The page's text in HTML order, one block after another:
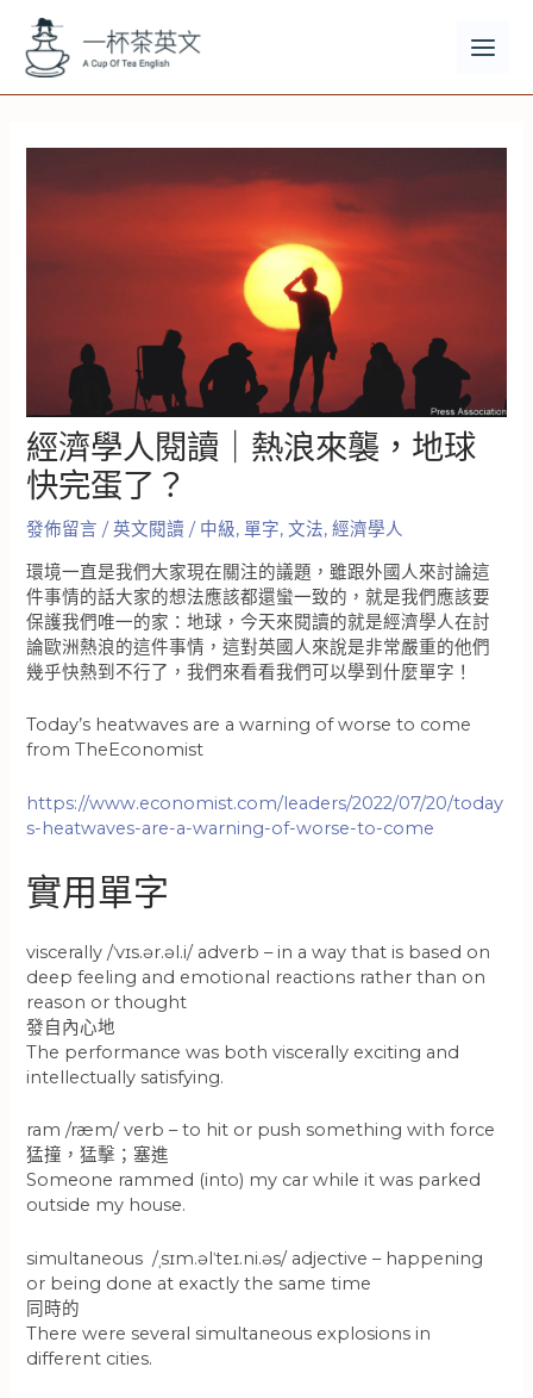
經濟學人閱讀｜熱浪來襲，地球
快完蛋了？
發佈留言 /英文閱讀 / 中級,單字,文法,經濟學人
環境一直是我們大家現在關注的議題，雖跟外國人來討論這
件事情的話大家的想法應該都還蠻一致的，就是我們應該要
保護我們唯一的家：地球，今天來閱讀的就是經濟學人在討
論歐洲熱浪的這件事情，這對英國人來說是非常嚴重的他們
幾乎快熱到不行了，我們來看看我們可以學到什麼單字！
Today’s heatwaves are a warning of worse to come
from TheEconomist
https://www.economist.com/leaders/2022/07/20/today
s-heatwaves-are-a-warning-of-worse-to-come
實用單字
viscerally /ˈvɪs.ər.əl.i/ adverb – in a way that is based on
deep feeling and emotional reactions rather than on
reason or thought
發自內心地
The performance was both viscerally exciting and
intellectually satisfying.
ram /ræm/ verb – to hit or push something with force
猛撞，猛擊；塞進
Someone rammed (into) my car while it was parked
outside my house.
simultaneous /ˌsɪm.əlˈteɪ.ni.əs/ adjective – happening
or being done at exactly the same time
同時的
There were several simultaneous explosions in
different cities.